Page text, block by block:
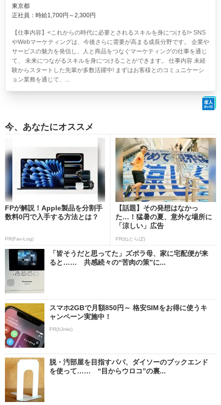
東京都
正社員：時給1,700円～2,300円
【仕事内容】<これからの時代に必要とされるスキルを身につける!> SNS
やWebマーケティングは、今後さらに需要が高まる成長分野です。 企業や
サービスの魅力を発信し、人と商品をつなぐマーケティングの仕事を通じ
て、 未来につながるスキルを身につけることができます。 仕事内容 未経
験からスタートした先輩が多数活躍中! まずはお客様とのコミュニケーシ
ョン業務を通じて、...
今、あなたにオススメ
FPが解説！Apple製品を分割手
数料0円で入手する方法とは？
PR(Fav-Log)
【話題】その発想はなかっ
た…！猛暑の夏、意外な場所に
「涼しい」広告
PR(ねとらぼ)
「皆そうだと思ってた」ズボラ母、家に宅配便が来
ると…… 共感続々の“苦肉の策”に...
スマホ2GBで月額850円～ 格安SIMをお得に使うキ
ャンペーン実施中！
PR(IIJmio)
脱・汚部屋を目指すパパ、ダイソーのブックエンド
を使って…… “目からウロコ”の裏...